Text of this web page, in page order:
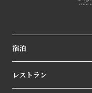
宿泊
レストラン